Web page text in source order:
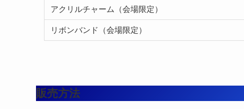
アクリルチャーム（会場限定）
リボンバンド（会場限定）
販売方法